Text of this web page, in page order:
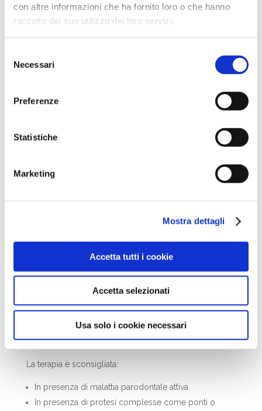
con altre informazioni che ha fornito loro o che hanno
raccolto dal suo utilizzo dei loro servizi.
delNecessari
Preferenze
Statistiche
Marketing
Mostra dettagli
Accetta tutti i cookie
Accetta selezionati
Usa solo i cookie necessari
Negli ultimi anni l’uso delle mascherine trasparenti per
le terapie ortodontiche si è esteso sempre più anche
tra i giovani che, a loro volta, li apprezzano poiché non
soprattutto,
non corrono il rischio di danni o lesioni
Nel caso dei pazienti in fase di crescita, è però richiesta
almeno 22 ore al giorno, pertanto è bene rimuoverli
mascherine in bocca per il numero di ore sufficiente
può rallentare o addirittura inficiare tutto il piano di
SCOPRI GLI APPARECCHI INVISIBILI PER BAMBINI
Quando non è possibile usare gli allineatori
Come abbiamo visto, gli allineatori trasparenti sono
adatti a numerosi scopi e possono essere indossati da
pazienti giovani e adulti. Purtroppo, però,esistono
o può comunque rivelarsi lunga e
cavillosa.
La terapia è sconsigliata:
In presenza di malattia parodontale attiva
In presenza di protesi complesse come ponti o